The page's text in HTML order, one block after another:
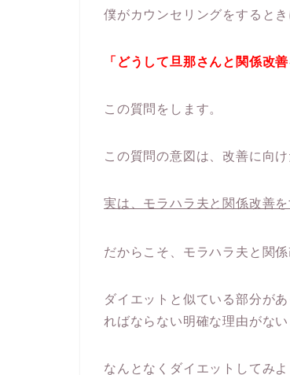
僕がカウンセリングをすると
「どうして旦那さんと関係改
この質問をします。
この質問の意図は、改善に向
実は、モラハラ夫と関係改善
だからこそ、モラハラ夫と関係
ダイエットと似ている部分が
ればならない明確な理由がな
なんとなくダイエットしてみ